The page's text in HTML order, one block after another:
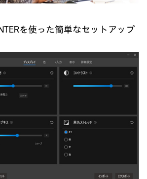
を使った簡単なセットアップ